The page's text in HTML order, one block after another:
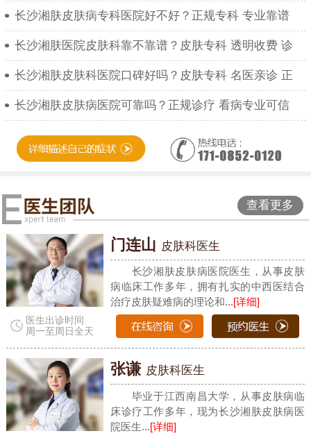
长沙湘肤皮肤病专科医院好不好？正规专科 专业靠谱
长沙湘肤医院皮肤科靠不靠谱？皮肤专科 透明收费 诊
长沙湘肤皮肤科医院口碑好吗？皮肤专科 名医亲诊 正
长沙湘肤皮肤病医院可靠吗？正规诊疗 看病专业可信
查看更多
医生出诊时间
周一至周日全天
门连山 皮肤科医生
长沙湘肤皮肤病医院医生，从事皮肤
病临床工作多年，拥有扎实的中西医结合
治疗皮肤疑难病的理论和...[详细]
张谦 皮肤科医生
毕业于江西南昌大学，从事皮肤病临
床诊疗工作多年，现为长沙湘肤皮肤病医
院医生...[详细]